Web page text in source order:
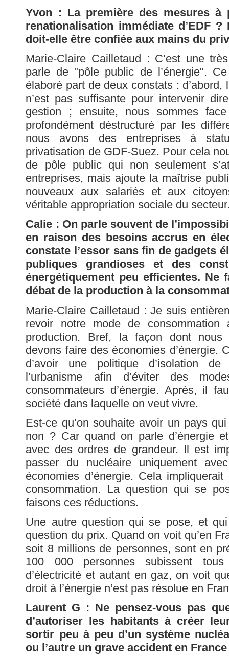
Yvon : La première des mesures à
renationalisation immédiate d’EDF
doit-elle être confiée aux mains du
Marie-Claire Cailletaud : C’est une
parle de "pôle public de l’énergie".
élaboré part de deux constats :
n’est pas suffisante pour intervenir
gestion ; ensuite, nous sommes
profondément déstructuré par les
nous avons des entreprises à
privatisation de GDF-Suez. Pour cela
de pôle public qui non seulement
entreprises, mais ajoute la maîtrise
nouveaux aux salariés et aux
véritable appropriation sociale du
Calie : On parle souvent de
en raison des besoins accrus en
constate l’essor sans fin de gadgets
publiques grandioses et des
énergétiquement peu efficientes. Ne
débat de la production à la
Marie-Claire Cailletaud : Je suis
revoir notre mode de
production. Bref, la façon dont nous
devons faire des économies d’énergie.
d’avoir une politique d’isolation
l’urbanisme afin d’éviter des
consommateurs d’énergie. Après, il
société dans laquelle on veut vivre.
Est-ce qu’on souhaite avoir un pays
non ? Car quand on parle d’énergie
avec des ordres de grandeur. Il est
passer du nucléaire uniquement
économies d’énergie. Cela
consommation. La question qui se
faisons ces réductions.
Une autre question qui se pose, et
question du prix. Quand on voit qu’en
soit 8 millions de personnes, sont en
100 000 personnes subissent
d’électricité et autant en gaz, on voit
droit à l’énergie n’est pas résolue en
Laurent G : Ne pensez-vous pas
d’autoriser les habitants à créer
sortir peu à peu d’un système
ou l’autre un grave accident en